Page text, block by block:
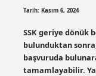
Tarih: Kasım 6, 2024
SSK geriye dönük
bulunduktan
başvuruda
tamamlayabilir.